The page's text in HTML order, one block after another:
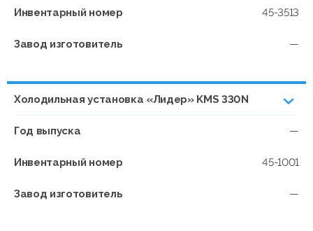
Инвентарный номер 45-3513
Завод изготовитель —
Холодильная установка «Лидер» KMS 330N
Год выпуска —
Инвентарный номер 45-1001
Завод изготовитель —